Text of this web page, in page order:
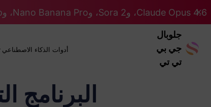
Claude Opus 4.6، وSora 2، وNano Banana Pro، وGemini 3 Pro، وGPT 5.2 GPT 5.2... كلها على نظام Pro. 46% OFF
جلوبال
جي بي
تي تي
أدوات الذكاء الاصطناعي